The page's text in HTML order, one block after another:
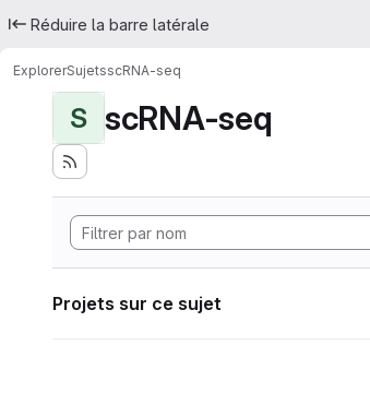
Réduire la barre latérale
ExplorerSujetsscRNA-seq
S scRNA-seq
Projets sur ce sujet